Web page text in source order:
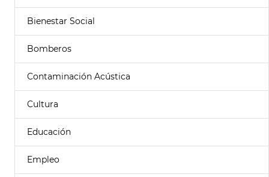
Bienestar Social
Bomberos
Contaminación Acústica
Cultura
Educación
Empleo